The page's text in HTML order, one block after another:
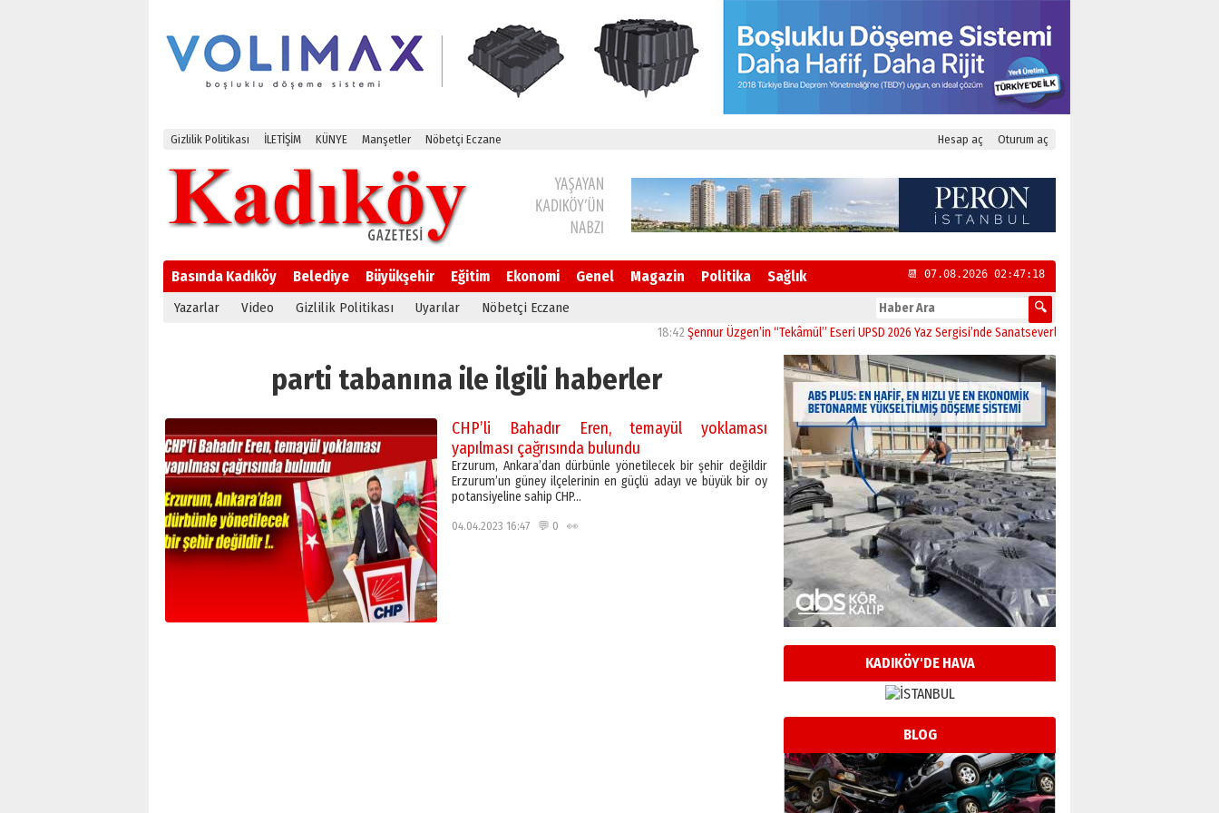
Gizlilik Politikası İLETİŞİM KÜNYE Manşetler Nöbetçi Eczane Hesap aç Oturum aç
Basında Kadıköy Belediye Büyükşehir Eğitim Ekonomi Genel Magazin Politika Sağlık 📆 07.08.2026 02:47:19
Yazarlar Video Gizlilik Politikası Uyarılar Nöbetçi Eczane
Şennur Üzgen’in “Tekâmül” Eseri UPSD 2026 Yaz Sergisi’nde Sanatseverlerle Buluştu
parti tabanına ile ilgili haberler
CHP’li Bahadır Eren, temayül yoklaması
yapılması çağrısında bulundu
Erzurum, Ankara’dan dürbünle yönetilecek bir şehir değildir
Erzurum’un güney ilçelerinin en güçlü adayı ve büyük bir oy
potansiyeline sahip CHP…
04.04.2023 16:47 💬 0 👀
KADIKÖY'DE HAVA
BLOG